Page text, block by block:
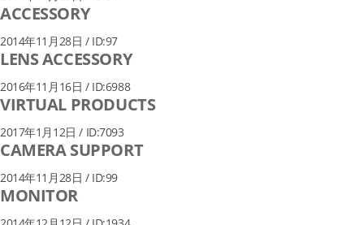
ACCESSORY
2014年11月28日 / ID:97
LENS ACCESSORY
2016年11月16日 / ID:6988
VIRTUAL PRODUCTS
2017年1月12日 / ID:7093
CAMERA SUPPORT
2014年11月28日 / ID:99
MONITOR